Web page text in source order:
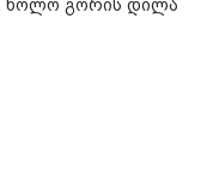
ხოლო გორის დილა